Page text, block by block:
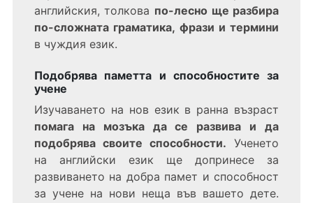
английския, толкова по-лесно ще разбира
по-сложната граматика, фрази и термини
в чуждия език.
Подобрява паметта и способностите за
учене
Изучаването на нов език в ранна възраст
помага на мозъка да се развива и да
подобрява своите способности. Ученето
на английски език ще допринесе за
развиването на добра памет и способност
за учене на нови неща във вашето дете.